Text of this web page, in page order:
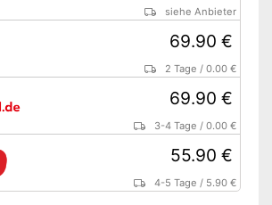
siehe Anbieter
69.90 €
2 Tage /0.00 €
69.90 €
3-4 Tage /0.00 €
55.90 €
4-5 Tage / 5.90 €